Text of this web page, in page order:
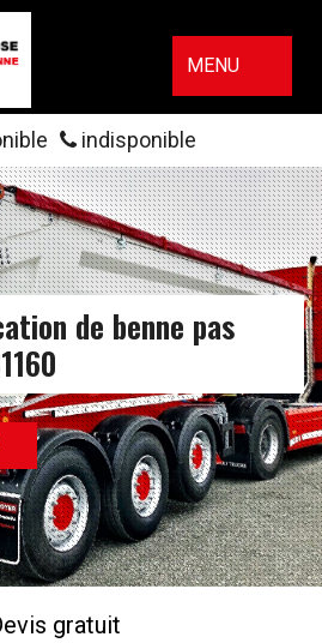
MENU
indisponible
de benne pas
gratuit